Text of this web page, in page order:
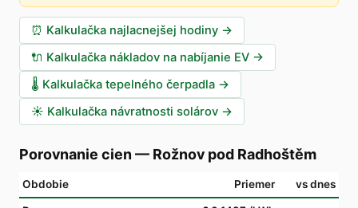
⏰ Kalkulačka najlacnejšej hodiny →
🔌 Kalkulačka nákladov na nabíjanie EV →
🌡️ Kalkulačka tepelného čerpadla →
☀️ Kalkulačka návratnosti solárov →
Porovnanie cien — Rožnov pod Radhoštěm
Obdobie Priemer vs dnes